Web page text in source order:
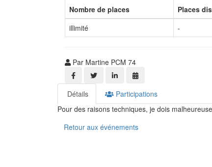
Nombre de places
Places
illimité
-
Par Martine PCM 74
Détails
Participations
Pour des raisons techniques, je dois
Retour aux événements